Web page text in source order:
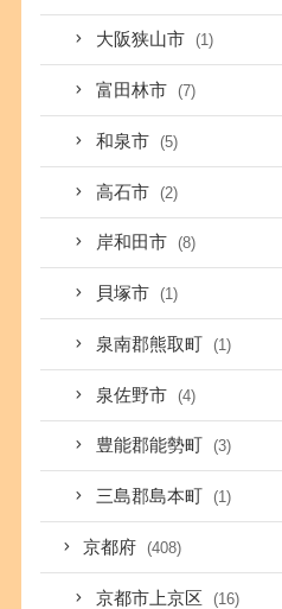
大阪狭山市 (1)
富田林市 (7)
和泉市 (5)
高石市 (2)
岸和田市 (8)
貝塚市 (1)
泉南郡熊取町 (1)
泉佐野市 (4)
豊能郡能勢町 (3)
三島郡島本町 (1)
京都府 (408)
京都市上京区 (16)